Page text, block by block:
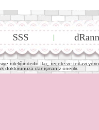
SSS |
niteliğindedir. İlaç, reçete ve tedavi
doktorunuza danışmanız önerilir.